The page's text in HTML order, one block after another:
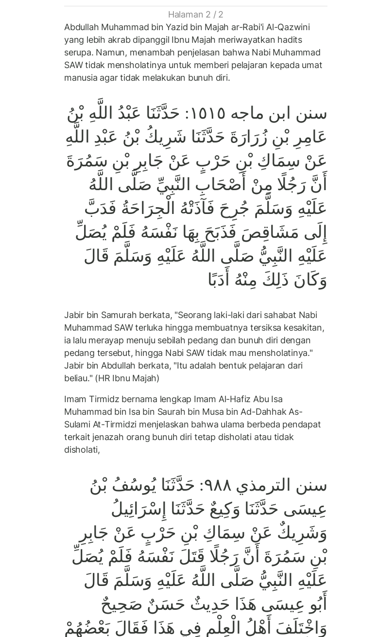
Halaman 2 / 2
Abdullah Muhammad bin Yazid bin Majah ar-Rabi'i Al-Qazwini
yang lebih akrab dipanggil Ibnu Majah meriwayatkan hadits
serupa. Namun, menambah penjelasan bahwa Nabi Muhammad
SAW tidak mensholatinya untuk memberi pelajaran kepada umat
manusia agar tidak melakukan bunuh diri.
سنن ابن ماجه ١٥١٥: حَدَّثَنَا عَبْدُ اللَّهِ بْنُ
عَامِرِ بْنِ زُرَارَةَ حَدَّثَنَا شَرِيكُ بْنُ عَبْدِ اللَّهِ
عَنْ سِمَاكِ بْنِ حَرْبٍ عَنْ جَابِرِ بْنِ سَمُرَةَ
أَنَّ رَجُلًا مِنْ أَصْحَابِ النَّبِيِّ صَلَّى اللَّهُ
عَلَيْهِ وَسَلَّمَ جُرِحَ فَآذَتْهُ الْجِرَاحَةُ فَدَبَّ
إِلَى مَشَاقِصَ فَذَبَحَ بِهَا نَفْسَهُ فَلَمْ يُصَلِّ
عَلَيْهِ النَّبِيُّ صَلَّى اللَّهُ عَلَيْهِ وَسَلَّمَ قَالَ
وَكَانَ ذَلِكَ مِنْهُ أَدَبًا
Jabir bin Samurah berkata, "Seorang laki-laki dari sahabat Nabi
Muhammad SAW terluka hingga membuatnya tersiksa kesakitan,
ia lalu merayap menuju sebilah pedang dan bunuh diri dengan
pedang tersebut, hingga Nabi SAW tidak mau mensholatinya."
Jabir bin Abdullah berkata, "Itu adalah bentuk pelajaran dari
beliau." (HR Ibnu Majah)
Imam Tirmidz bernama lengkap Imam Al-Hafiz Abu Isa
Muhammad bin Isa bin Saurah bin Musa bin Ad-Dahhak As-
Sulami At-Tirmidzi menjelaskan bahwa ulama berbeda pendapat
terkait jenazah orang bunuh diri tetap disholati atau tidak
disholati,
سنن الترمذي ٩٨٨: حَدَّثَنَا يُوسُفُ بْنُ
عِيسَى حَدَّثَنَا وَكِيعٌ حَدَّثَنَا إِسْرَائِيلُ
وَشَرِيكٌ عَنْ سِمَاكِ بْنِ حَرْبٍ عَنْ جَابِرِ
بْنِ سَمُرَةَ أَنَّ رَجُلًا قَتَلَ نَفْسَهُ فَلَمْ يُصَلِّ
عَلَيْهِ النَّبِيُّ صَلَّى اللَّهُ عَلَيْهِ وَسَلَّمَ قَالَ
أَبُو عِيسَى هَذَا حَدِيثٌ حَسَنٌ صَحِيحٌ
وَاخْتَلَفَ أَهْلُ الْعِلْمِ فِي هَذَا فَقَالَ بَعْضُهُمْ